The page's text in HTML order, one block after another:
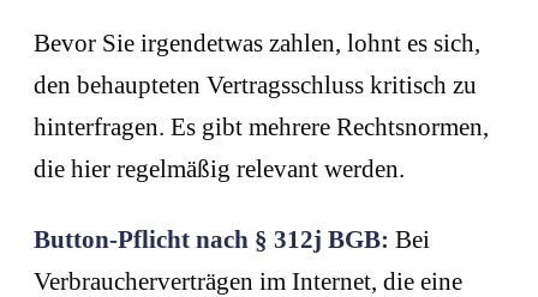
Bevor Sie irgendetwas zahlen, lohnt es sich,
den behaupteten Vertragsschluss kritisch zu
hinterfragen. Es gibt mehrere Rechtsnormen,
die hier regelmäßig relevant werden.
Button-Pflicht nach § 312j BGB: Bei
Verbraucherverträgen im Internet, die eine